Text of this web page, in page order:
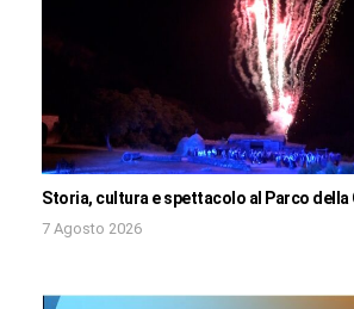
Storia, cultura e spettacolo al Parco della
7 Agosto 2026